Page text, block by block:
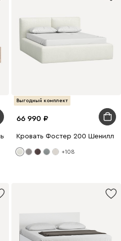
Выгодный комплект
66 990
Кровать Фостер 200 Шенилл
+108